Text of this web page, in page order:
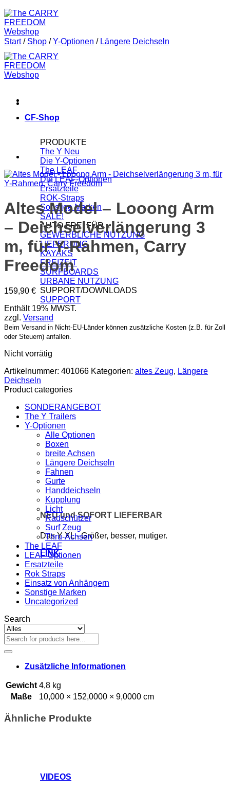
CF-Shop
PRODUKTE
The Y
Die Y-Optionen
The LEAF
Die LEAF-Optionen
Ersatzteile
ROK-Straps
Sonstige Marken
SALE!
AUTO FREI FÜR...
GEWERBLICHE NUTZUNG
LIEFERUNG
KAYAKS
FREIZEIT
SURFBOARDS
URBANE NUTZUNG
SUPPORT/DOWNLOADS
SUPPORT
NEU und SOFORT LIEFERBAR
Das Y XL - Größer, besser, mutiger.
LINK
VIDEOS
Start / Shop / Y-Optionen / Längere Deichseln
Altes Model – Looong Arm
– Deichselverlängerung 3
m, für Y-Rahmen, Carry
Freedom
159,90 €
Enthält 19% MWST.
zzgl. Versand
Beim Versand in Nicht-EU-Länder können zusätzliche Kosten (z.B. für Zoll
oder Steuern) anfallen.
Nicht vorrätig
Artikelnummer: 401066 Kategorien: altes Zeug, Längere
Deichseln
Product categories
SONDERANGEBOT
The Y Trailers
Y-Optionen
Alle Optionen
Boxen
breite Achsen
Längere Deichseln
Fahnen
Gurte
Handdeichseln
Kupplung
Licht
Radschützer
Surf Zeug
Thru-Achsen
The LEAF
LEAF Optionen
Ersatzteile
Rok Straps
Einsatz von Anhängern
Sonstige Marken
Uncategorized
Search
Suchen
nach:
Zusätzliche Informationen
Gewicht 4,8 kg
Maße
10,000 × 152,0000 × 9,0000 cm
Ähnliche Produkte